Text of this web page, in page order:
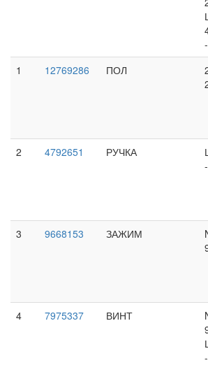
-
1
12769286 ПОЛ
2
4792651 РУЧКА
3
9668153 ЗАЖИМ
4
7975337 ВИНТ